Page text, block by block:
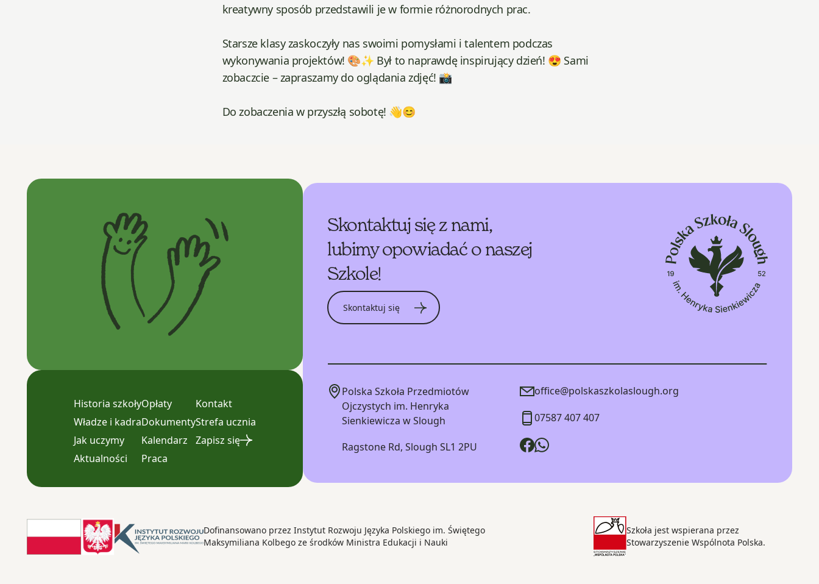
kreatywny sposób przedstawili je w formie różnorodnych prac.
Starsze klasy zaskoczyły nas swoimi pomysłami i talentem podczas
wykonywania projektów! 🎨✨ Był to naprawdę inspirujący dzień! 😍 Sami
zobaczcie – zapraszamy do oglądania zdjęć! 📸
Do zobaczenia w przyszłą sobotę! 👋😊
Historia szkoły
Władze i kadra
Jak uczymy
Aktualności
Opłaty
Dokumenty
Kalendarz
Praca
Kontakt
Strefa ucznia
Zapisz się
Skontaktuj się z nami,
lubimy opowiadać o naszej
Szkole!
Skontaktuj się
Polska Szkoła Przedmiotów
Ojczystych im. Henryka
Sienkiewicza w Slough
Ragstone Rd, Slough SL1 2PU
office@polskaszkolaslough.org
07587 407 407
Dofinansowano przez Instytut Rozwoju Języka Polskiego im. Świętego
Maksymiliana Kolbego ze środków Ministra Edukacji i Nauki
Szkoła jest wspierana przez
Stowarzyszenie Wspólnota Polska.